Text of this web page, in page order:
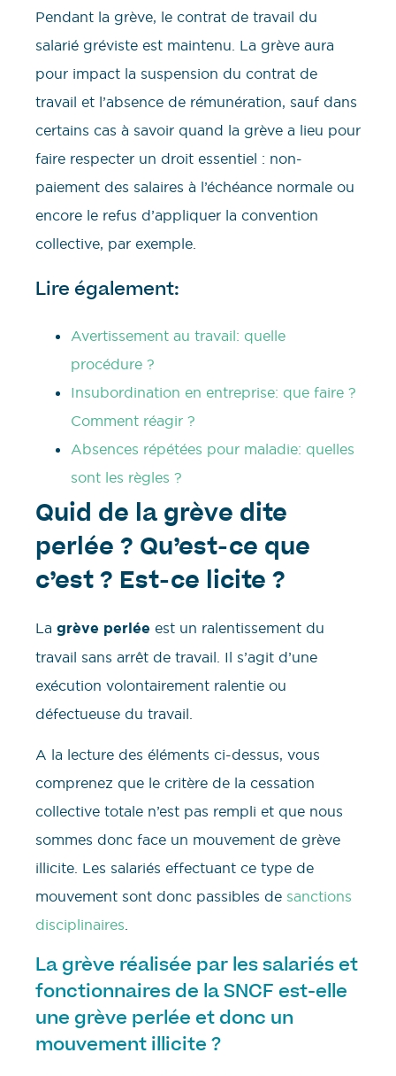
Pendant la grève, le contrat de travail du
salarié gréviste est maintenu. La grève aura
pour impact la suspension du contrat de
travail et l’absence de rémunération, sauf dans
certains cas à savoir quand la grève a lieu pour
faire respecter un droit essentiel : non-
paiement des salaires à l’échéance normale ou
encore le refus d’appliquer la convention
collective, par exemple.
Lire également:
Avertissement au travail: quelle
procédure ?
Insubordination en entreprise: que faire ?
Comment réagir ?
Absences répétées pour maladie: quelles
sont les règles ?
Quid de la grève dite
perlée ? Qu’est-ce que
c’est ? Est-ce licite ?
La grève perlée est un ralentissement du
travail sans arrêt de travail. Il s’agit d’une
exécution volontairement ralentie ou
défectueuse du travail.
A la lecture des éléments ci-dessus, vous
comprenez que le critère de la cessation
collective totale n’est pas rempli et que nous
sommes donc face un mouvement de grève
illicite. Les salariés effectuant ce type de
mouvement sont donc passibles de sanctions
disciplinaires
La grève réalisée par les salariés et
fonctionnaires de la SNCF est-elle
une grève perlée et donc un
mouvement illicite ?